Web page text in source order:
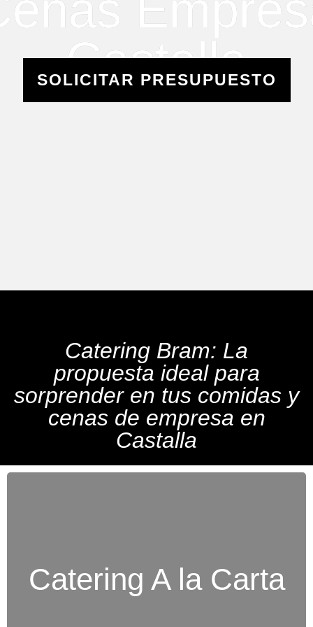
Castalla
SOLICITAR PRESUPUESTO
Catering Bram: La
propuesta ideal para
sorprender en tus comidas y
cenas de empresa en
Castalla
Catering A la Carta
Diseñamos un menú exclusivo adaptado a tus
gustos y necesidades específicas.